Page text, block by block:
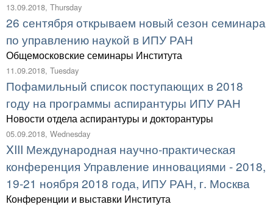
13.09.2018, Thursday
26 сентября открываем новый сезон семинара
по управлению наукой в ИПУ РАН
Общемосковские семинары Института
11.09.2018, Tuesday
Пофамильный список поступающих в 2018
году на программы аспирантуры ИПУ РАН
Новости отдела аспирантуры и докторантуры
05.09.2018, Wednesday
XIII Международная научно-практическая
конференция Управление инновациями - 2018,
19-21 ноября 2018 года, ИПУ РАН, г. Москва
Конференции и выставки Института